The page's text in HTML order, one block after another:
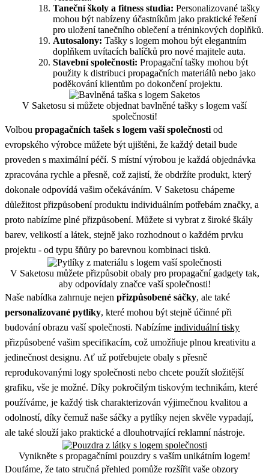
Taneční školy a fitness studia: Personalizované tašky
mohou být nabízeny účastníkům jako praktické řešení
pro uložení tanečního oblečení a tréninkových doplňků.
Autosalony: Tašky s logem mohou být elegantním
doplňkem uvítacích balíčků pro nové majitele auta.
Stavební společnosti: Propagační tašky mohou být
použity k distribuci propagačních materiálů nebo jako
poděkování klientům po dokončení projektu.
V Saketosu si můžete objednat bavlněné tašky s logem vaší
společnosti!
Volbou propagačních tašek s logem vaší společnosti od
evropského výrobce můžete být ujištěni, že každý detail bude
proveden s maximální péčí. S místní výrobou je každá objednávka
zpracována rychle a přesně, což zajistí, že obdržíte produkt, který
dokonale odpovídá vašim očekáváním. V Saketosu chápeme
důležitost přizpůsobení produktu individuálním potřebám značky, a
proto nabízíme plné přizpůsobení. Můžete si vybrat z široké škály
barev, velikostí a látek, stejně jako rozhodnout o každém prvku
projektu - od typu šňůry po barevnou kombinaci tisků.
V Saketosu můžete přizpůsobit obaly pro propagační gadgety tak,
aby odpovídaly značce vaší společnosti!
Naše nabídka zahrnuje nejen přizpůsobené sáčky, ale také
personalizované pytlíky, které mohou být stejně účinné při
budování obrazu vaší společnosti. Nabízíme individuální tisky
přizpůsobené vašim specifikacím, což umožňuje plnou kreativitu a
jedinečnost designu. Ať už potřebujete obaly s přesně
reprodukovanými logy společnosti nebo chcete použít složitější
grafiku, vše je možné. Díky pokročilým tiskovým technikám, které
používáme, je každý tisk charakterizován výjimečnou kvalitou a
odolností, díky čemuž naše sáčky a pytlíky nejen skvěle vypadají,
ale také slouží jako praktické a dlouhotrvající reklamní nástroje.
Vynikněte s propagačními pouzdry s vaším unikátním logem!
Doufáme, že tato stručná přehled pomůže rozšířit vaše obzory